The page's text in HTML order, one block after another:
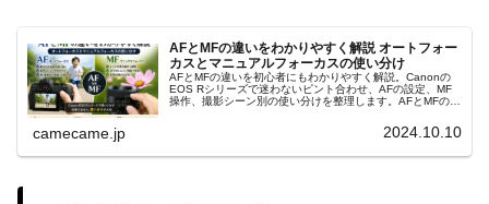
AFとMFの違いをわかりやすく解説 オートフォー
カスとマニュアルフォーカスの使い分け
AFとMFの違いを初心者にもわかりやすく解説。Canonの
EOS Rシリーズで迷わないピント合わせ、AFの設定、MF
操作、撮影シーン別の使い分けを整理します。AFとMFの判
camecame.jp 2024.10.10